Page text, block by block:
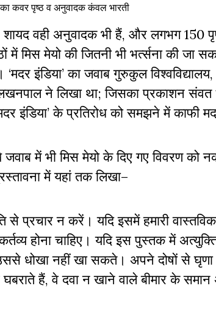
का कवर पृष्ठ व अनुवादक कंवल भारती
शायद वही अनुवादक भी हैं, और लगभग150
में मिस मेयो की जितनी भी भर्त्सना की जा
‘मदर इंडिया’का जवाब गुरुकुल विश्वविद्यालय,
लखनपाल ने लिखा था;जिसका प्रकाशन संवत
इंडिया’के प्रतिरोध को समझने में काफी
में भी मिस मेयो के दिए गए विवरण को
में यहां तक लिखा–
से प्रचार न करें। यदि इसमें हमारी
होना चाहिए। यदि इस पुस्तक में
धोखा नहीं खा सकते। अपने दोषों से घृणा
हैं,वे दवा न खाने वाले बीमार के